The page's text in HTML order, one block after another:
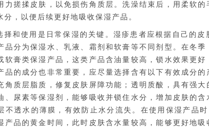
力搓揉皮肤，以免损伤角质层。洗澡结束后，用柔软
分，以便后续更好地吸收保湿产品。
择和使用是日常保湿的关键。湿疹患者应根据自己的皮
品分为保湿水、乳液、霜剂和软膏等不同剂型。在冬
软膏类保湿产品，这类产品含油量较高，锁水效果更
品的成分也非常重要，应尽量选择含有以下有效成分
角质层脂质，修复皮肤屏障功能；透明质酸，具有强
、尿素等保湿剂，能够吸收并锁住水分，增加皮肤的
不透水的薄膜，有效防止水分流失。在使用保湿产品
产品的黄金时间，此时皮肤含水量较高，能够更好地